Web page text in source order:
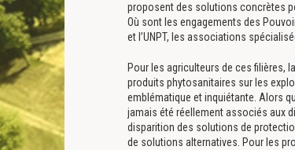
proposent des solutions concrètes
Où sont les engagements des
et l’UNPT, les associations
Pour les agriculteurs de ces filières,
produits phytosanitaires sur les
emblématique et inquiétante. Alors
jamais été réellement associés aux
disparition des solutions de
de solutions alternatives. Pour les